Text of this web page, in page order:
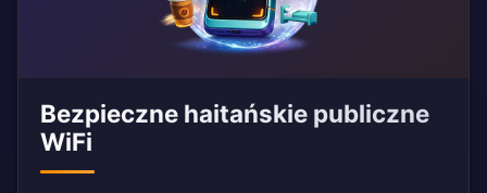
Bezpieczne haitańskie publiczne
WiFi